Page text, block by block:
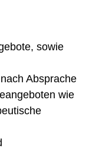
sowie
Absprache
wie